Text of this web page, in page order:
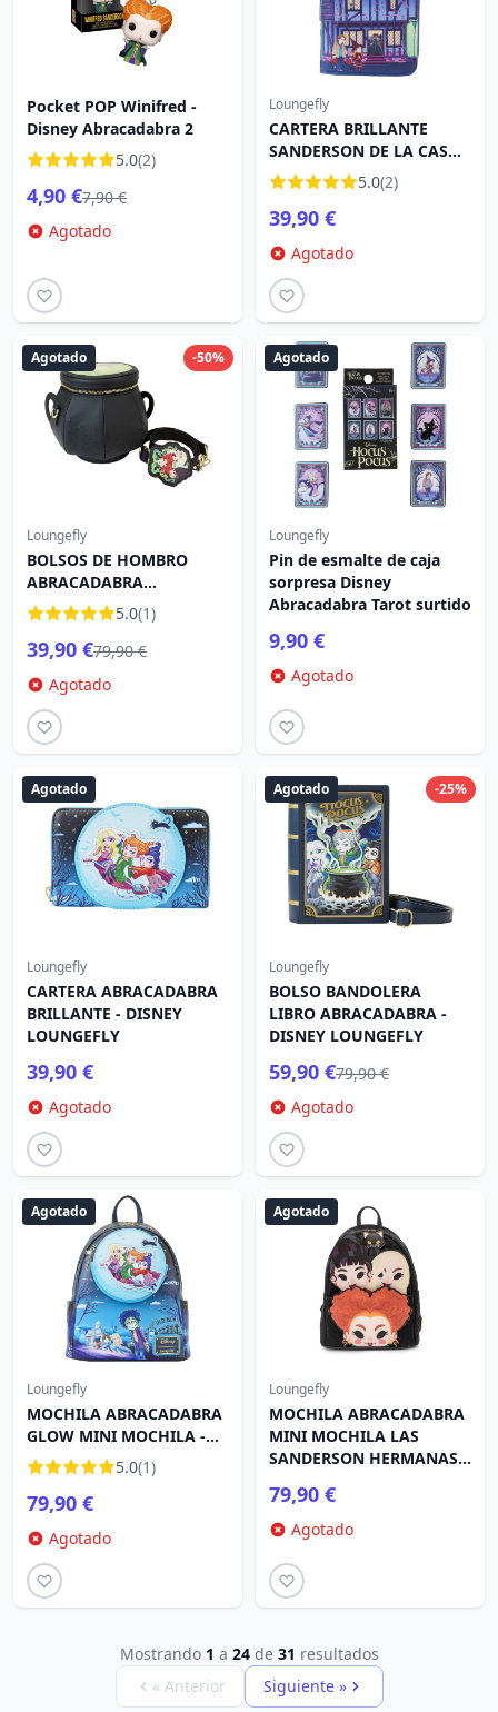
Pocket POP Winifred -
Disney Abracadabra 2
5.0(2)
4,90 €7,90 €
Agotado
Loungefly
CARTERA BRILLANTE
SANDERSON DE LA CASA
DE LAS HERMANAS
ABRACADABRA - DISNEY
LOUNGEFLY
5.0(2)
39,90 €
Agotado
-50%
Agotado
Loungefly
BOLSOS DE HOMBRO
ABRACADABRA
CAULDRON WINIFRED
SANDERSON - DISNEY
LOUNGEFLY
5.0(1)
39,90 €79,90 €
Agotado
Agotado
Loungefly
Pin de esmalte de caja
sorpresa Disney
Abracadabra Tarot surtido
9,90 €
Agotado
Agotado
Loungefly
CARTERA ABRACADABRA
BRILLANTE - DISNEY
LOUNGEFLY
39,90 €
Agotado
-25%
Agotado
Loungefly
BOLSO BANDOLERA
LIBRO ABRACADABRA -
DISNEY LOUNGEFLY
59,90 €79,90 €
Agotado
Agotado
Loungefly
MOCHILA ABRACADABRA
GLOW MINI MOCHILA -
DISNEY LOUNGEFLY
5.0(1)
79,90 €
Agotado
Agotado
Loungefly
MOCHILA ABRACADABRA
MINI MOCHILA LAS
SANDERSON HERMANAS -
79,90 €
Agotado
Mostrando 1 a 24de 31 resultados
« Anterior
Siguiente »